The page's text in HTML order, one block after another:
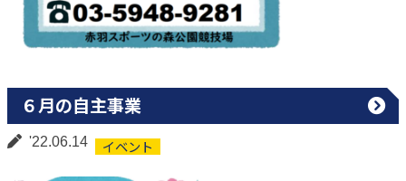
６月の自主事業
'22.06.14 イベント